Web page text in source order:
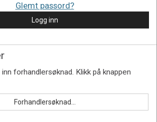
Glemt passord?
Logg inn